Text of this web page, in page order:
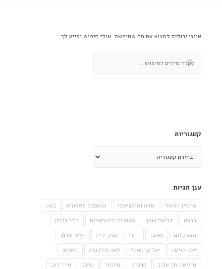
איננו יכולים למצוא את מה שחיפשת. אולי חיפוש יסייע לך.
קטגוריות
ענן תגיות
אוולין הגואל אלה וסילביצקי אנסמבל פספורט
בקט
ברכט
דניאל אורן האופרה הישראלית
הדר גלרון
הצגת זום
ואגנר ורדי חנוך לוין
יאיר שרמן
יעל לויטה
יעל קרמסקי לאה גולדברג
לאקאן
מוזיאון תל אביב
מוצרט מחזמר מיצג
מירי רגב